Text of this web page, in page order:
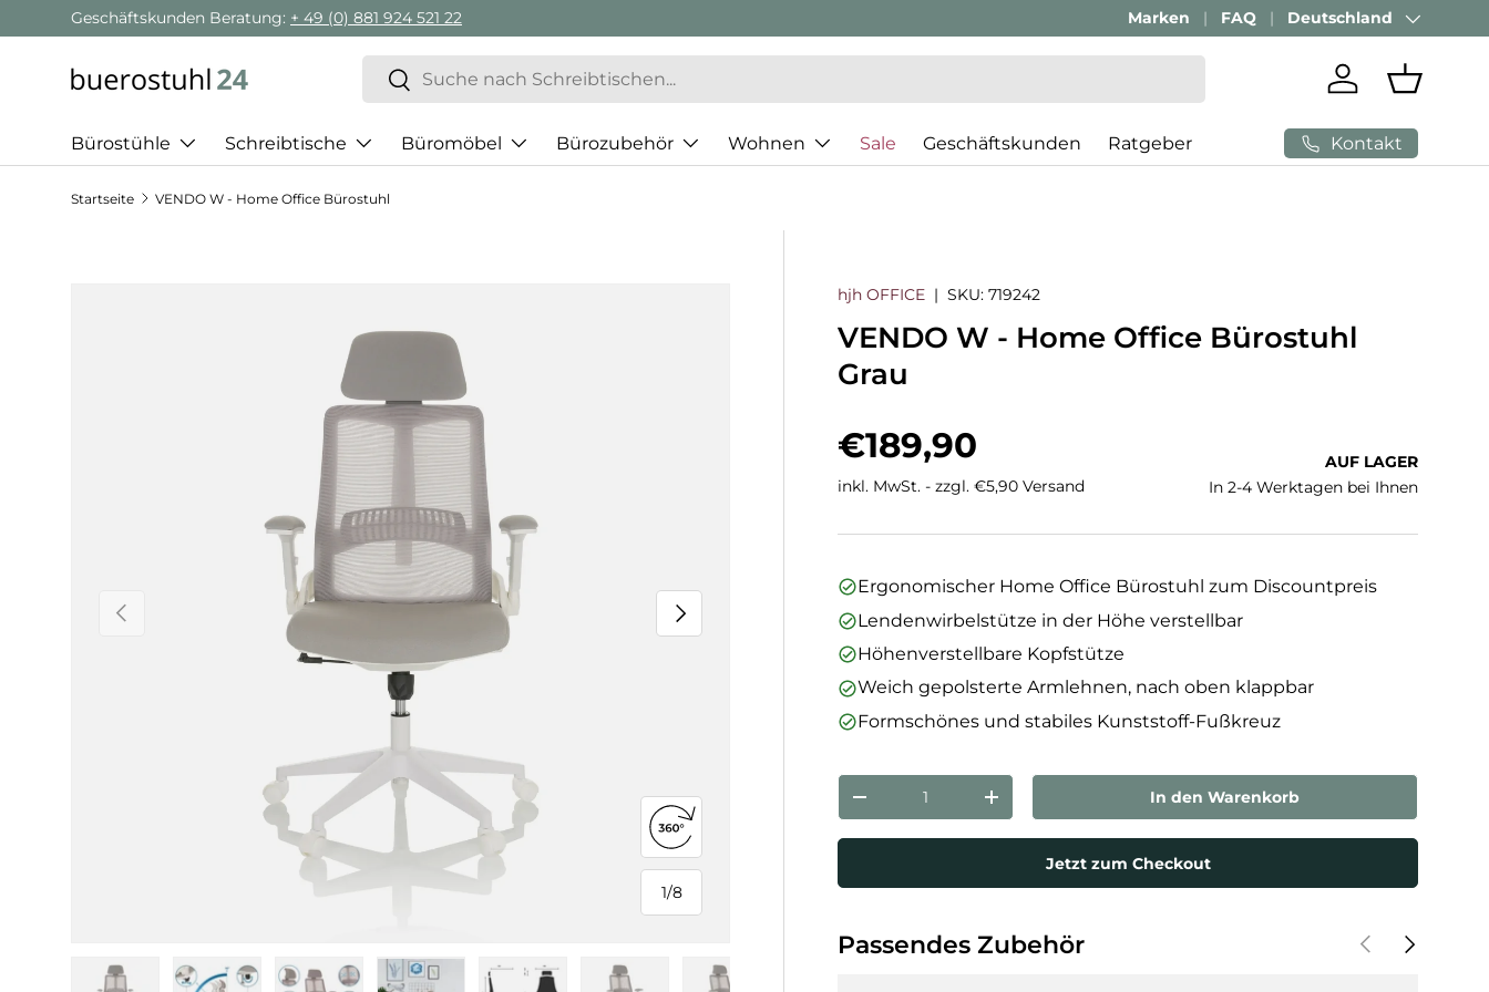
Direkt zum Inhalt
Geschäftskunden Beratung: + 49 (0) 881 924 521 22 Passenden Bürostuhl finden mitAI-Beratung
Marken FAQ Land/Region
Deutschland
Suchen
Suchen
Einloggen
Bürostühle Schreibtische Büromöbel Bürozubehör Wohnen Sale Geschäftskunden Ratgeber Kontakt
Startseite VENDO W - Home Office Bürostuhl
Vorherige
1/
von
8
Nächste
360°-Ansicht öffnen
hjh OFFICE |SKU: 719242
VENDO W - Home Office Bürostuhl
Grau
Normaler Preis
€189,90
inkl. MwSt. - zzgl. €5,90 Versand
AUF LAGER
In 2-4 Werktagen bei Ihnen
Ergonomischer Home Office Bürostuhl zum Discountpreis
Lendenwirbelstütze in der Höhe verstellbar
Höhenverstellbare Kopfstütze
Weich gepolsterte Armlehnen, nach oben klappbar
Formschönes und stabiles Kunststoff-Fußkreuz
Anzahl
Menge verringernMenge erhöhen In den Warenkorb
Jetzt zum Checkout
Passendes Zubehör VorherigeNächste